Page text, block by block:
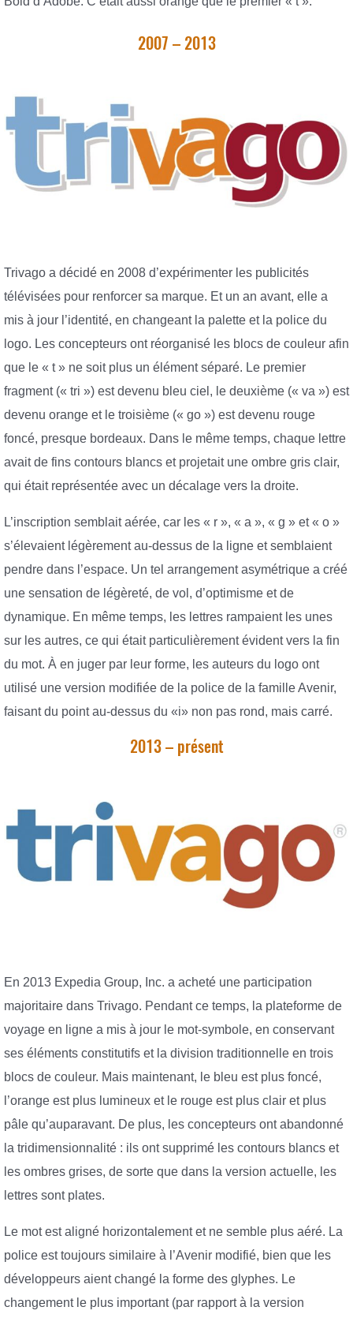
2007 – 2013
Trivago a décidé en 2008 d’expérimenter les publicités
télévisées pour renforcer sa marque. Et un an avant, elle a
mis à jour l’identité, en changeant la palette et la police du
logo. Les concepteurs ont réorganisé les blocs de couleur afin
que le « t » ne soit plus un élément séparé. Le premier
fragment (« tri ») est devenu bleu ciel, le deuxième (« va ») est
devenu orange et le troisième (« go ») est devenu rouge
foncé, presque bordeaux. Dans le même temps, chaque lettre
avait de fins contours blancs et projetait une ombre gris clair,
qui était représentée avec un décalage vers la droite.
L’inscription semblait aérée, car les « r », « a », « g » et « o »
s’élevaient légèrement au-dessus de la ligne et semblaient
pendre dans l’espace. Un tel arrangement asymétrique a créé
une sensation de légèreté, de vol, d’optimisme et de
dynamique. En même temps, les lettres rampaient les unes
sur les autres, ce qui était particulièrement évident vers la fin
du mot. À en juger par leur forme, les auteurs du logo ont
utilisé une version modifiée de la police de la famille Avenir,
faisant du point au-dessus du «i» non pas rond, mais carré.
2013 – présent
En 2013 Expedia Group, Inc. a acheté une participation
majoritaire dans Trivago. Pendant ce temps, la plateforme de
voyage en ligne a mis à jour le mot-symbole, en conservant
ses éléments constitutifs et la division traditionnelle en trois
blocs de couleur. Mais maintenant, le bleu est plus foncé,
l’orange est plus lumineux et le rouge est plus clair et plus
pâle qu’auparavant. De plus, les concepteurs ont abandonné
la tridimensionnalité : ils ont supprimé les contours blancs et
les ombres grises, de sorte que dans la version actuelle, les
lettres sont plates.
Le mot est aligné horizontalement et ne semble plus aéré. La
police est toujours similaire à l’Avenir modifié, bien que les
développeurs aient changé la forme des glyphes. Le
changement le plus important (par rapport à la version